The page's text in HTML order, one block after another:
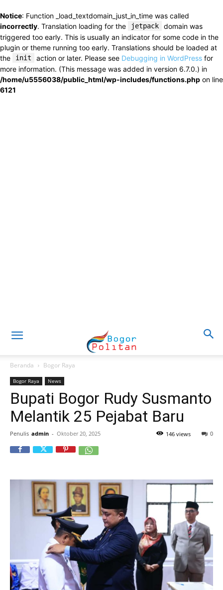
Notice: Function _load_textdomain_just_in_time was called
incorrectly. Translation loading for the jetpack
domain was
triggered too early. This is usually an indicator for some code in the
plugin or theme running too early. Translations should be loaded at
the
init action or later. Please see Debugging in WordPress for
more information. (This message was added in version 6.7.0.) in
/home/u5556038/public_html/wp-includes/functions.php on line
6121
Beranda Bogor Raya
Bogor Raya News
Bupati Bogor Rudy Susmanto
Melantik 25 Pejabat Baru
Penulis admin - Oktober 20, 2025 0
146 views